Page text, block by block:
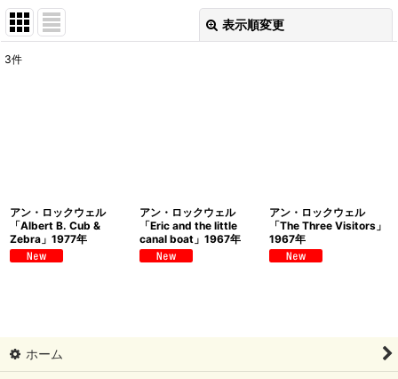
表示順変更
3件
アン・ロックウェル
「Albert B. Cub &
Zebra」1977年
アン・ロックウェル
「Eric and the little
canal boat」1967年
アン・ロックウェル
「The Three Visitors」
1967年
ホーム